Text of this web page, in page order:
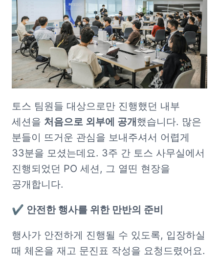
토스 팀원들 대상으로만 진행했던 내부
세션을 처음으로 외부에 공개했습니다. 많은
분들이 뜨거운 관심을 보내주셔서 어렵게
33분을 모셨는데요. 3주 간 토스 사무실에서
진행되었던 PO 세션, 그 열띤 현장을
공개합니다.
✔️ 안전한 행사를 위한 만반의 준비
행사가 안전하게 진행될 수 있도록, 입장하실
때 체온을 재고 문진표 작성을 요청드렸어요.